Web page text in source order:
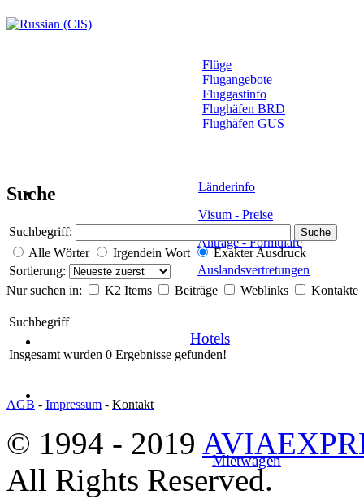
Flüge
Flugangebote
Fluggastinfo
Flughäfen BRD
Flughäfen GUS
Länderinfo
Visum - Preise
Anträge - Formulare
Auslandsvertretungen
Hotels
Mietwagen
Suche
Suchbegriff: Suche
Alle Wörter Irgendein Wort
Exakter Ausdruck
Sortierung:
Nur suchen in:
K2 Items Beiträge Weblinks Kontakte
Suchbegriff
Insgesamt wurden 0 Ergebnisse gefunden!
AGB - Impressum - Kontakt
© 1994 - 2019
All Rights Reserved.